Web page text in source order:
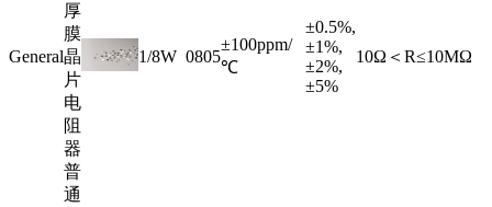
General
厚
膜
晶
片
电
阻
器
1/8W 0805
±100ppm/
℃
±0.5%,
±1%,
±2%,
±5%
10Ω＜R≤10MΩ
普
通